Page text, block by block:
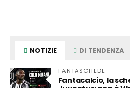
NOTIZIE DI TENDENZA
FANTASCHEDE
Fantacalcio, la